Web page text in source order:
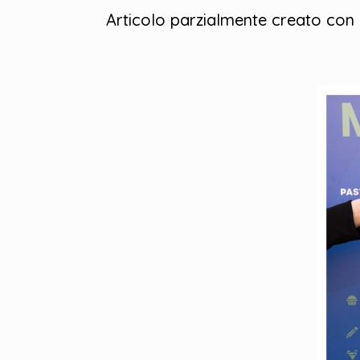
Articolo parzialmente creato con